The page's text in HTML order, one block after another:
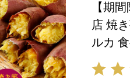
【期
店 焼
ルカ